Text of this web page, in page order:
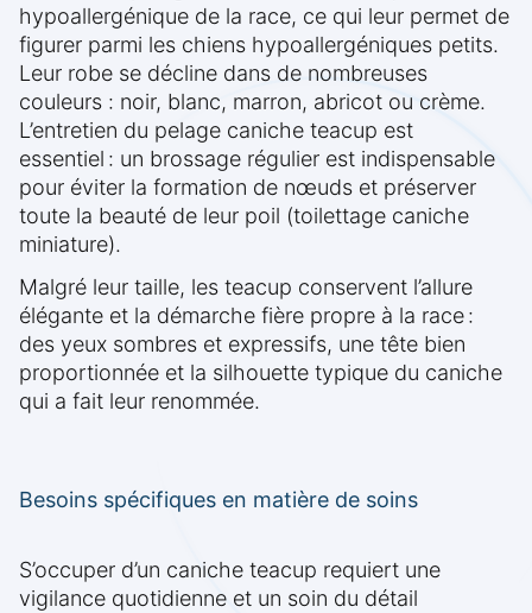
hypoallergénique de la race, ce qui leur permet de
figurer parmi les chiens hypoallergéniques petits.
Leur robe se décline dans de nombreuses
couleurs : noir, blanc, marron, abricot ou crème.
L’entretien du pelage caniche teacup est
essentiel : un brossage régulier est indispensable
pour éviter la formation de nœuds et préserver
toute la beauté de leur poil (toilettage caniche
miniature).
Malgré leur taille, les teacup conservent l’allure
élégante et la démarche fière propre à la race :
des yeux sombres et expressifs, une tête bien
proportionnée et la silhouette typique du caniche
qui a fait leur renommée.
Besoins spécifiques en matière de soins
S’occuper d’un caniche teacup requiert une
vigilance quotidienne et un soin du détail